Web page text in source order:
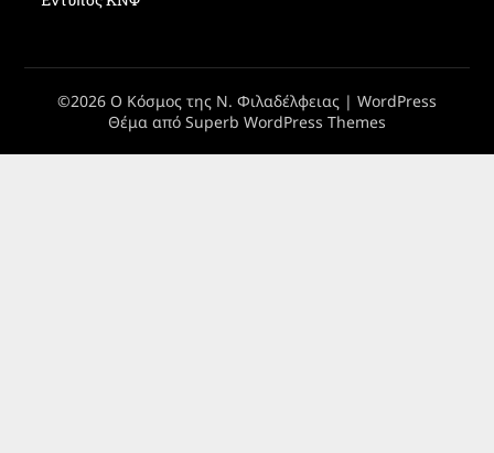
©2026 Ο Κόσμος της Ν. Φιλαδέλφειας | WordPress
Θέμα από Superb WordPress Themes